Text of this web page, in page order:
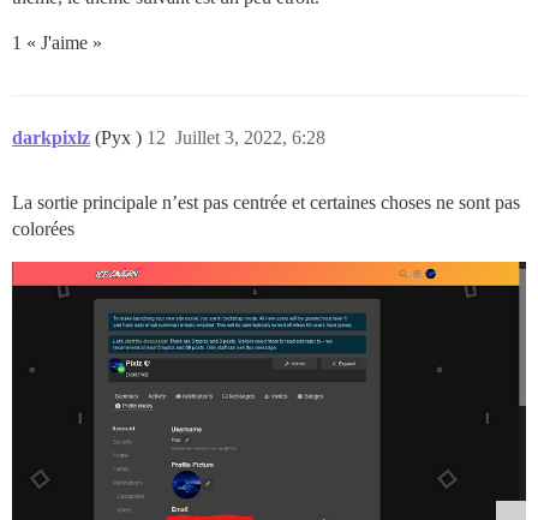
1 « J'aime »
darkpixlz (Pyx ) Juillet 3, 2022, 6:28
12
La sortie principale n’est pas centrée et certaines choses ne sont pas
colorées